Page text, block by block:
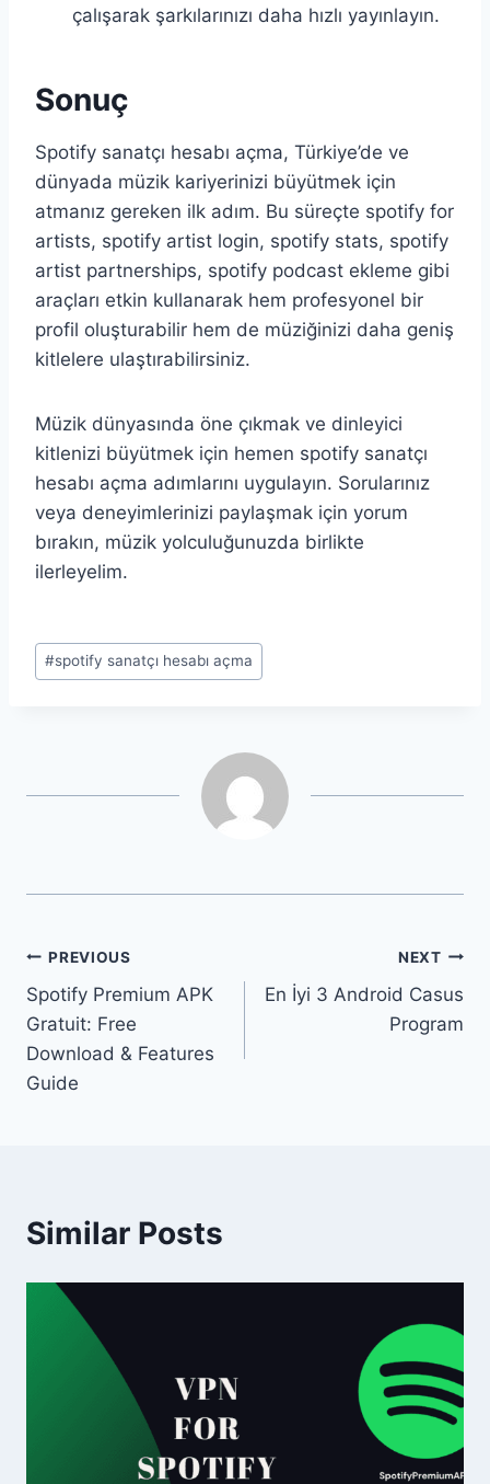
çalışarak şarkılarınızı daha hızlı yayınlayın.
Sonuç
Spotify sanatçı hesabı açma, Türkiye’de ve
dünyada müzik kariyerinizi büyütmek için
atmanız gereken ilk adım. Bu süreçte spotify for
artists, spotify artist login, spotify stats, spotify
artist partnerships, spotify podcast ekleme gibi
araçları etkin kullanarak hem profesyonel bir
profil oluşturabilir hem de müziğinizi daha geniş
kitlelere ulaştırabilirsiniz.
Müzik dünyasında öne çıkmak ve dinleyici
kitlenizi büyütmek için hemen spotify sanatçı
hesabı açma adımlarını uygulayın. Sorularınız
veya deneyimlerinizi paylaşmak için yorum
bırakın, müzik yolculuğunuzda birlikte
ilerleyelim.
Post
Tags:
#spotify sanatçı hesabı açma
Post
navigation
PREVIOUS
Spotify Premium APK
Gratuit: Free
Download & Features
Guide
NEXT
En İyi 3 Android Casus
Program
Similar Posts